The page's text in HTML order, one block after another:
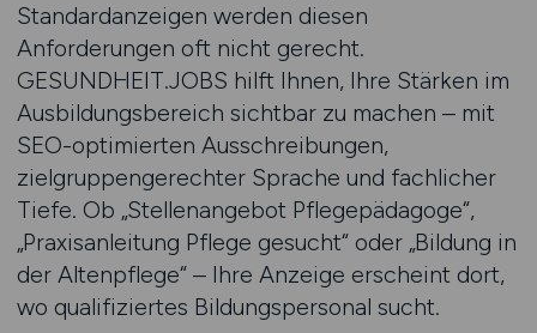
Standardanzeigen werden diesen
Anforderungen oft nicht gerecht.
GESUNDHEIT.JOBS hilft Ihnen, Ihre Stärken im
Ausbildungsbereich sichtbar zu machen – mit
SEO-optimierten Ausschreibungen,
zielgruppengerechter Sprache und fachlicher
Tiefe. Ob „Stellenangebot Pflegepädagoge“,
„Praxisanleitung Pflege gesucht“ oder „Bildung in
der Altenpflege“ – Ihre Anzeige erscheint dort,
wo qualifiziertes Bildungspersonal sucht.